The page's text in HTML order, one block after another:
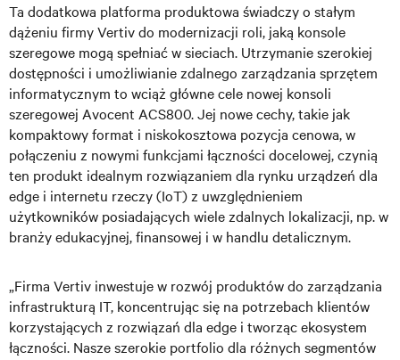
Ta dodatkowa platforma produktowa świadczy o stałym
dążeniu firmy Vertiv do modernizacji roli, jaką konsole
szeregowe mogą spełniać w sieciach. Utrzymanie szerokiej
dostępności i umożliwianie zdalnego zarządzania sprzętem
informatycznym to wciąż główne cele nowej konsoli
szeregowej Avocent ACS800. Jej nowe cechy, takie jak
kompaktowy format i niskokosztowa pozycja cenowa, w
połączeniu z nowymi funkcjami łączności docelowej, czynią
ten produkt idealnym rozwiązaniem dla rynku urządzeń dla
edge i internetu rzeczy (IoT) z uwzględnieniem
użytkowników posiadających wiele zdalnych lokalizacji, np. w
branży edukacyjnej, finansowej i w handlu detalicznym.
„Firma Vertiv inwestuje w rozwój produktów do zarządzania
infrastrukturą IT, koncentrując się na potrzebach klientów
korzystających z rozwiązań dla edge i tworząc ekosystem
łączności. Nasze szerokie portfolio dla różnych segmentów